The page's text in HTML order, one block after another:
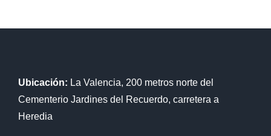
Ubicación: La Valencia, 200 metros norte del
Cementerio Jardines del Recuerdo, carretera a
Heredia